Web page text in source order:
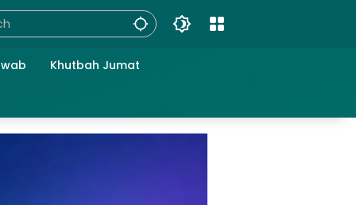
Khutbah Jumat